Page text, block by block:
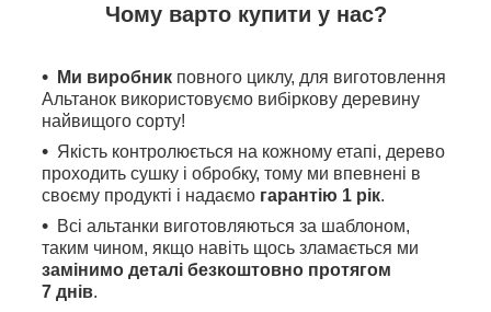
Чому варто купити у нас?
Ми виробник повного циклу, для виготовлення
Альтанок використовуємо вибіркову деревину
найвищого сорту!
Якість контролюється на кожному етапі, дерево
проходить сушку і обробку, тому ми впевнені в
своєму продукті і надаємо гарантію 1 рік.
Всі альтанки виготовляються за шаблоном,
таким чином, якщо навіть щось зламається ми
замінимо деталі безкоштовно протягом
7 днів.